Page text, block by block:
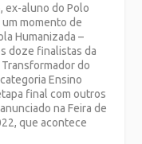
ex-aluno do Polo
momento de
Humanizada –
doze finalistas da
do
Ensino
final com outros
na Feira de
que acontece